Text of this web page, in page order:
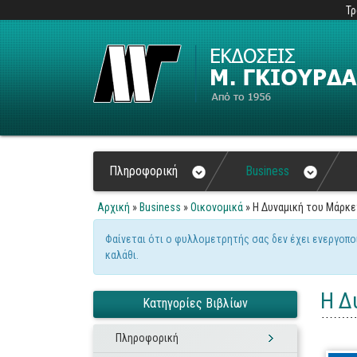
Πληροφορική Business
Είστε εδώ
Αρχική » Business »Οικονομικά » Η Δυναμική του
Μήνυμα προειδοποίησης
Φαίνεται ότι ο φυλλομετρητής σας δεν έχει
καλάθι.
Κατηγορίες Βιβλίων
Πληροφορική
Η